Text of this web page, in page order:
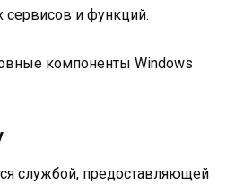
сервисов и функций.
компоненты Windows
службой, предоставляющей